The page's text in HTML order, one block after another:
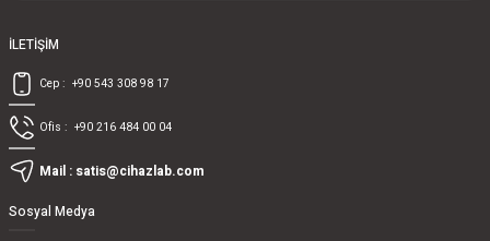
İLETİŞİM
Cep : +90 543 308 98 17
Ofis : +90 216 484 00 04
Mail : satis@cihazlab.com
Sosyal Medya